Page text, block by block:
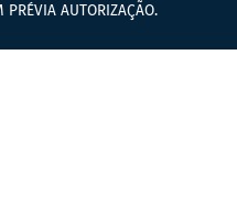
PRÉVIA AUTORIZAÇÃO.